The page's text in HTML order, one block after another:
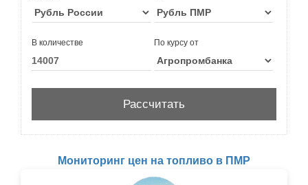
В количестве По курсу от
Мониторинг цен на топливо в ПМР